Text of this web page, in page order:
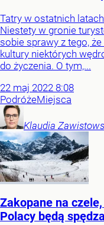
Tatry w ostatnich
Niestety w gronie
sobie sprawy z tego,
kultury niektórych
do życzenia. O tym,...
22 maj 2022 8:08
PodróżeMiejsca
Klaudia
Zakopane na
Polacy będą